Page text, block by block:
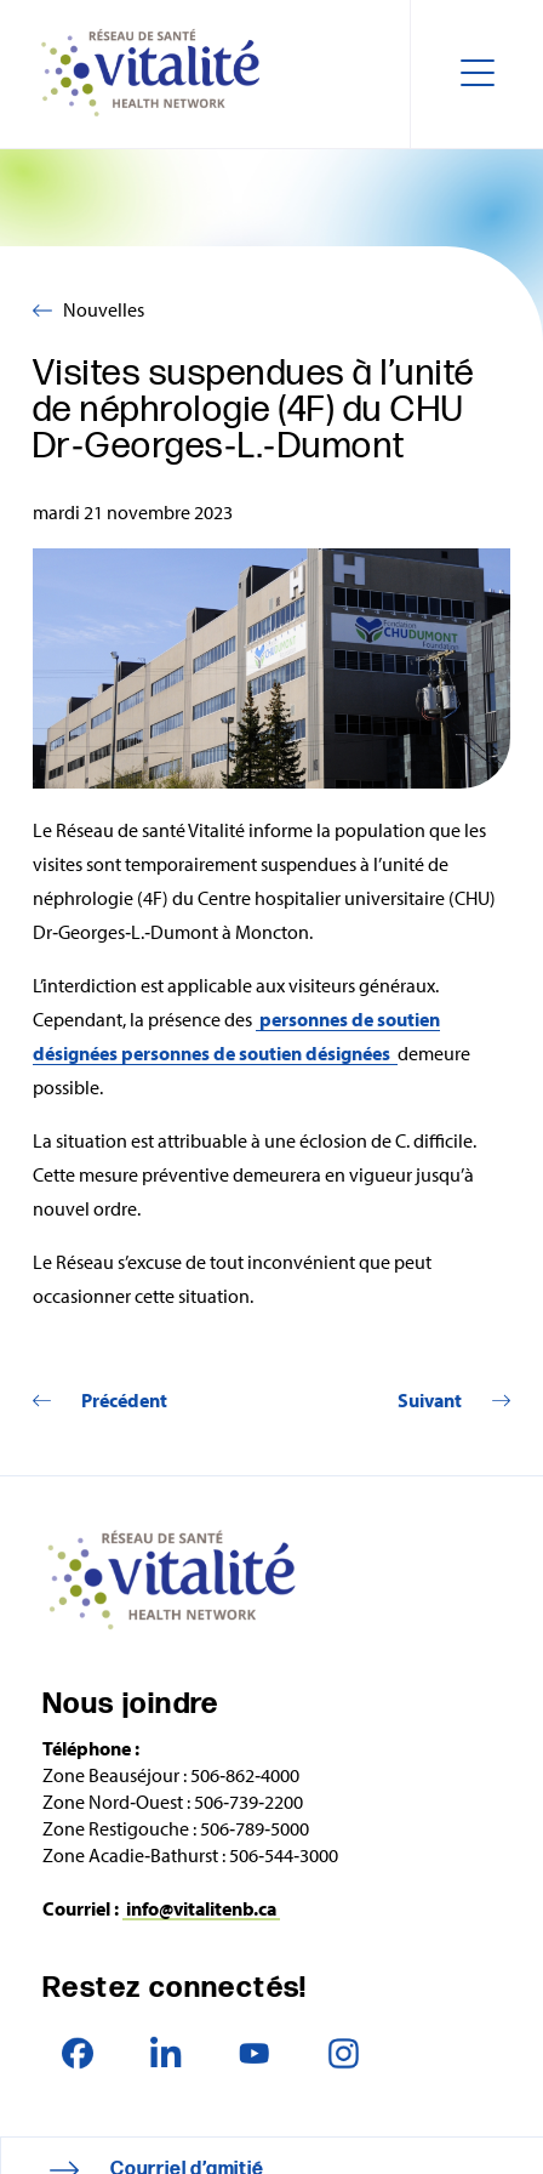
Nouvelles
Visites suspendues à l’unité
de néphrologie (4F) du CHU
Dr‑Georges‑L.‑Dumont
mardi 21 novembre 2023
Le Réseau de santé Vitalité informe la population que les
visites sont temporairement suspendues à l’unité de
néphrologie (4F) du Centre hospitalier universitaire (CHU)
Dr‑Georges‑L.‑Dumont à Moncton.
L’interdiction est applicable aux visiteurs généraux.
Cependant, la présence des personnes de soutien
désignées personnes de soutien désignées demeure
possible.
La situation est attribuable à une éclosion de C. difficile.
Cette mesure préventive demeurera en vigueur jusqu’à
nouvel ordre.
Le Réseau s’excuse de tout inconvénient que peut
occasionner cette situation.
Précédent Suivant
Nous joindre
Téléphone :
Zone Beauséjour : 506‑862‑4000
Zone Nord‑Ouest : 506‑739‑2200
Zone Restigouche : 506‑789‑5000
Zone Acadie‑Bathurst : 506‑544‑3000
Courriel : info@vitalitenb.ca
Restez connectés!
Courriel d’amitié